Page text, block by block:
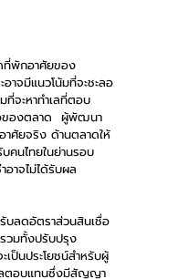
ที่พักอาศัยของ
าจมีแนวโน้มที่จะชะลอ
จะหาทำเลที่ตอบ
อของตลาด  ผู้พัฒนา
าศัยจริง ด้านตลาดให้
คนไทยในย่านรอบ
อาจไม่ได้รับผล
บลดอัตราส่วนสินเชื่อ
วมทั้งปรับปรุง
ป็นประโยชน์สำหรับผู้
ลตอบแทนซึ่งมีสัญญา